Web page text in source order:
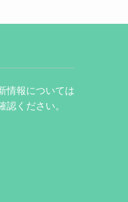
情報については
認ください。